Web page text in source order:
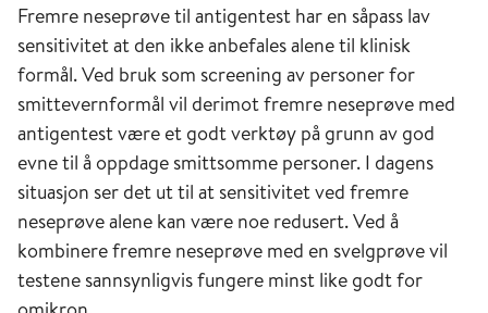
Fremre neseprøve til antigentest har en såpass lav
sensitivitet at den ikke anbefales alene til klinisk
formål. Ved bruk som screening av personer for
smittevernformål vil derimot fremre neseprøve med
antigentest være et godt verktøy på grunn av god
evne til å oppdage smittsomme personer. I dagens
situasjon ser det ut til at sensitivitet ved fremre
neseprøve alene kan være noe redusert. Ved å
kombinere fremre neseprøve med en svelgprøve vil
testene sannsynligvis fungere minst like godt for